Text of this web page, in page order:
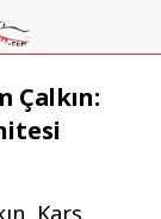
Çalkın: